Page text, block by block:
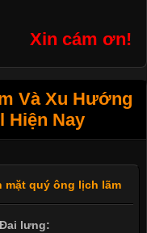
Xin cám ơn!
Và Xu Hướng
Hiện Nay
quý ông lịch lãm
Đai lưng: